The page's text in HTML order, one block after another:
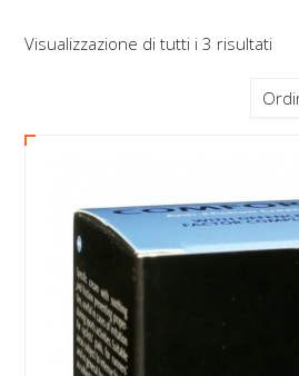
Visualizzazione di tutti i 3 risultati